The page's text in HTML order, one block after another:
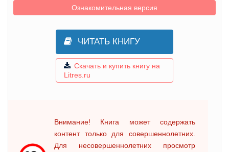
Ознакомительная версия
ЧИТАТЬ КНИГУ
Скачать и купить книгу на
Litres.ru
Внимание! Книга может содержать
контент только для совершеннолетних.
Для несовершеннолетних просмотр